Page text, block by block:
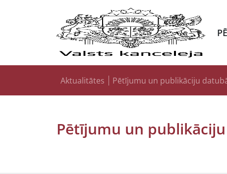
Aktualitātes Pētījumu un publikāciju
Pētījumu un